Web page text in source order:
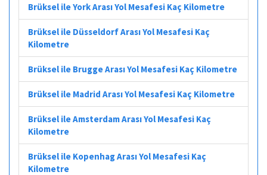
Brüksel ile York Arası Yol Mesafesi Kaç Kilometre
Brüksel ile Düsseldorf Arası Yol Mesafesi Kaç
Kilometre
Brüksel ile Brugge Arası Yol Mesafesi Kaç Kilometre
Brüksel ile Madrid Arası Yol Mesafesi Kaç Kilometre
Brüksel ile Amsterdam Arası Yol Mesafesi Kaç
Kilometre
Brüksel ile Kopenhag Arası Yol Mesafesi Kaç
Kilometre